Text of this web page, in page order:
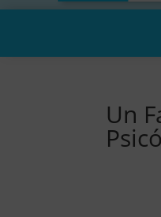
Un